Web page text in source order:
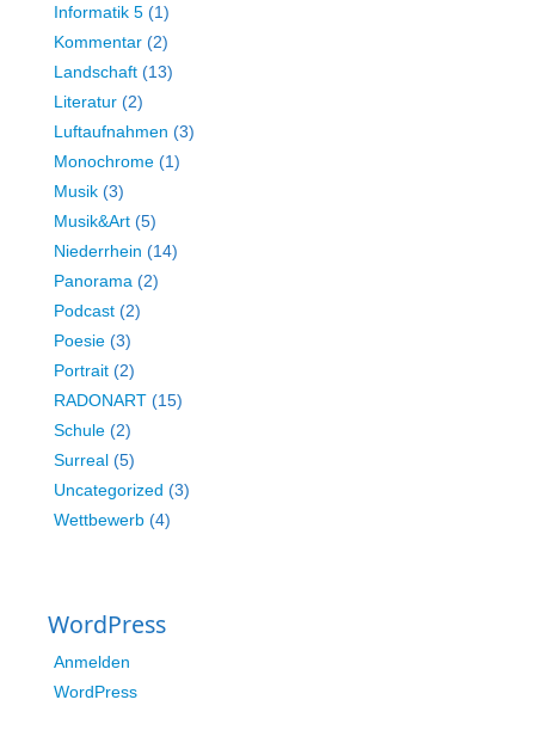
Informatik 5 (1)
Kommentar (2)
Landschaft (13)
Literatur (2)
Luftaufnahmen (3)
Monochrome (1)
Musik (3)
Musik&Art (5)
Niederrhein (14)
Panorama (2)
Podcast (2)
Poesie (3)
Portrait (2)
RADONART (15)
Schule (2)
Surreal (5)
Uncategorized (3)
Wettbewerb (4)
WordPress
Anmelden
WordPress